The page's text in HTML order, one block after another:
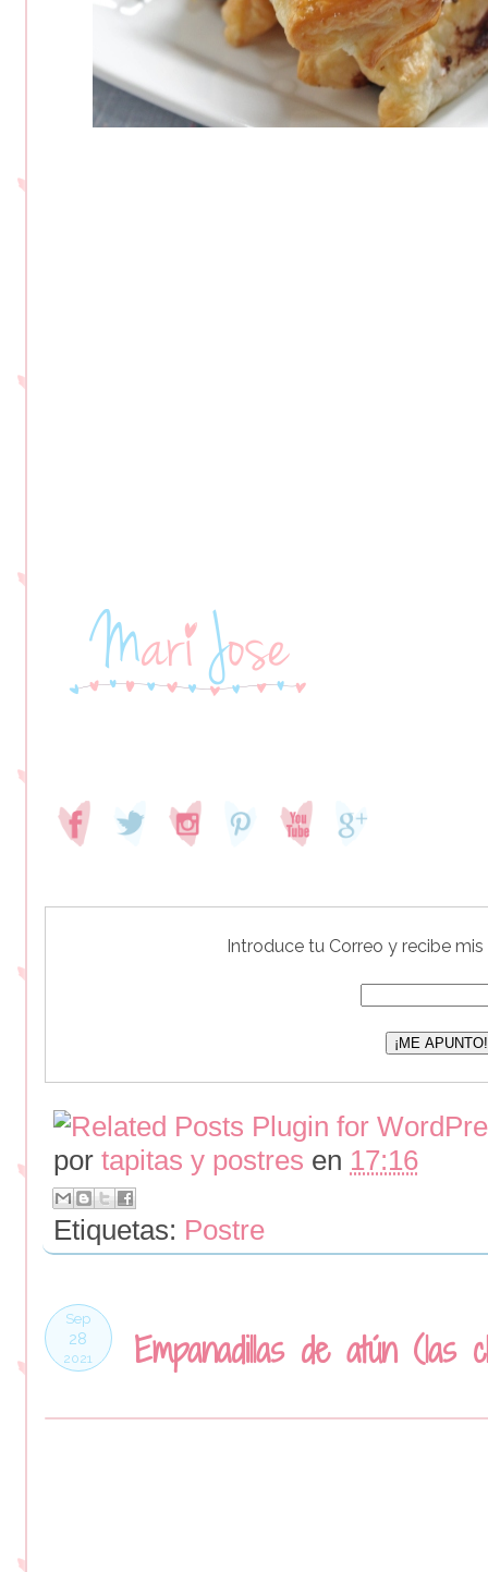
Introduce tu Correo y recibe
por tapitas y postres en 17:16
Etiquetas: Postre
Sep
28
2021 Empanadillas de atún (las